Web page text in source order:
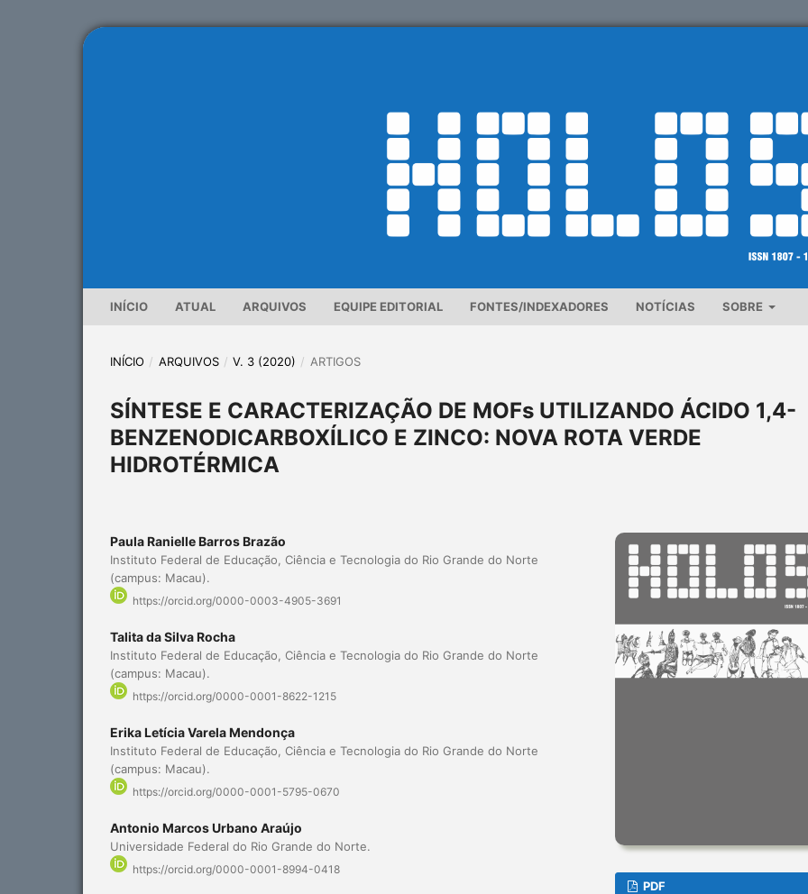
INÍCIO ATUAL ARQUIVOS EQUIPE EDITORIAL FONTES/INDEXADORES NOTÍCIAS SOBRE
INÍCIO / ARQUIVOS / V. 3 (2020) / ARTIGOS
SÍNTESE E CARACTERIZAÇÃO DE MOFs UTILIZANDO ÁCIDO 1,4-
BENZENODICARBOXÍLICO E ZINCO: NOVA ROTA VERDE
HIDROTÉRMICA
Paula Ranielle Barros Brazão
Instituto Federal de Educação, Ciência e Tecnologia do Rio Grande do Norte
(campus: Macau).
https://orcid.org/0000-0003-4905-3691
Talita da Silva Rocha
Instituto Federal de Educação, Ciência e Tecnologia do Rio Grande do Norte
(campus: Macau).
https://orcid.org/0000-0001-8622-1215
Erika Letícia Varela Mendonça
Instituto Federal de Educação, Ciência e Tecnologia do Rio Grande do Norte
(campus: Macau).
https://orcid.org/0000-0001-5795-0670
Antonio Marcos Urbano Araújo
Universidade Federal do Rio Grande do Norte.
https://orcid.org/0000-0001-8994-0418
PDF